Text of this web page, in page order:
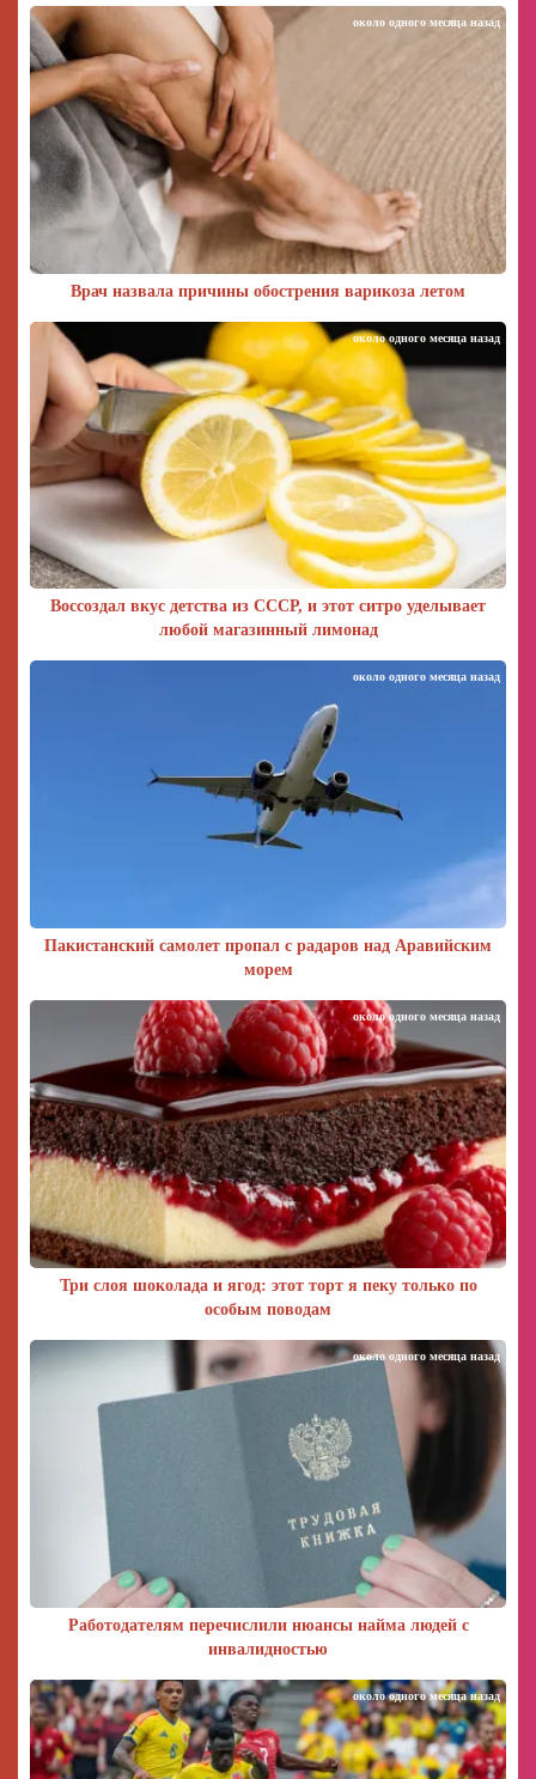
Врач назвала причины обострения варикоза летом
около одного месяца назад
Воссоздал вкус детства из СССР, и этот ситро уделывает
любой магазинный лимонад
около одного месяца назад
Пакистанский самолет пропал с радаров над Аравийским
морем
около одного месяца назад
Три слоя шоколада и ягод: этот торт я пеку только по
особым поводам
около одного месяца назад
Работодателям перечислили нюансы найма людей с
инвалидностью
около одного месяца назад
около одного месяца назад